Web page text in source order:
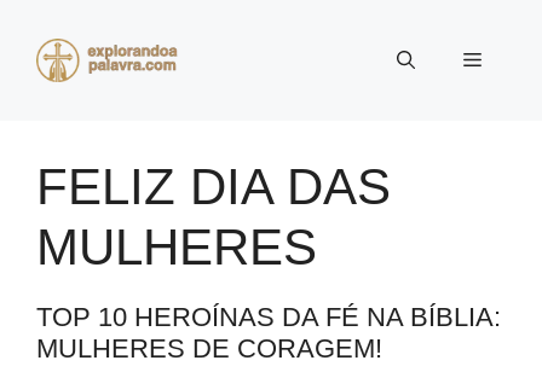
Menu
FELIZ DIA DAS
MULHERES
TOP 10 HEROÍNAS DA FÉ NA BÍBLIA:
MULHERES DE CORAGEM!